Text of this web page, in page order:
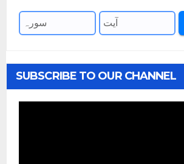
SUBSCRIBE TO OUR CHANNEL